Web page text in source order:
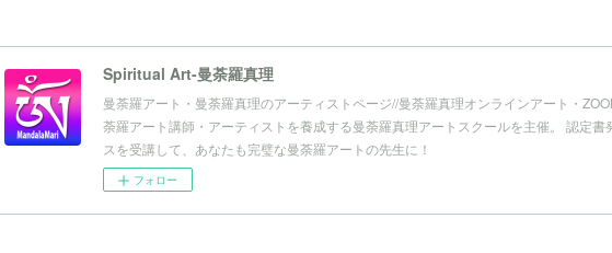
Spiritual Art-曼荼羅真理
曼荼羅アート・曼荼羅真理のアーティストページ//曼荼羅真理オンラインアート・
荼羅アート講師・アーティストを養成する曼荼羅真理アートスクールを主催。 認定
スを受講して、あなたも完璧な曼荼羅アートの先生に！
フォロー